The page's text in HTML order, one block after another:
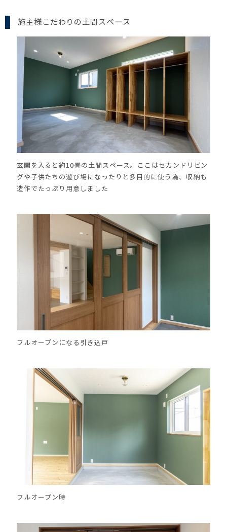
施主様こだわりの土間スペース
玄関を入ると約10畳の土間スペース。ここはセカンドリビン
グや子供たちの遊び場になったりと多目的に使う為、収納も
造作でたっぷり用意しました
フルオープンになる引き込戸
フルオープン時